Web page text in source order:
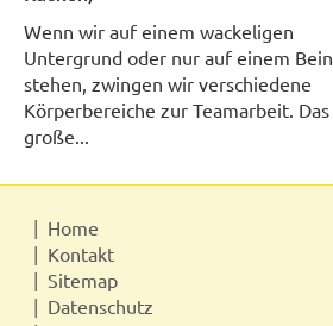
Wenn wir auf einem wackeligen
Untergrund oder nur auf einem Bein
stehen, zwingen wir verschiedene
Körperbereiche zur Teamarbeit. Das
große...
Home
Kontakt
Sitemap
Datenschutz